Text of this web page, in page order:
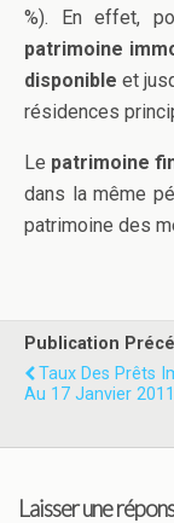
%). En effet,
patrimoine
disponible et
résidences
Le patrimoine
dans la même
patrimoine des
Publication
Taux Des Prêts
Au 17 Janvier 2011
Laisser une